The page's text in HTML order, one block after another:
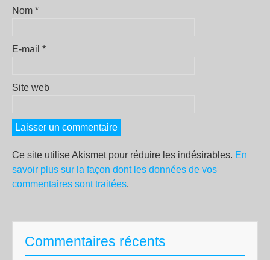
Nom *
E-mail *
Site web
Ce site utilise Akismet pour réduire les indésirables. En
savoir plus sur la façon dont les données de vos
commentaires sont traitées.
Commentaires récents